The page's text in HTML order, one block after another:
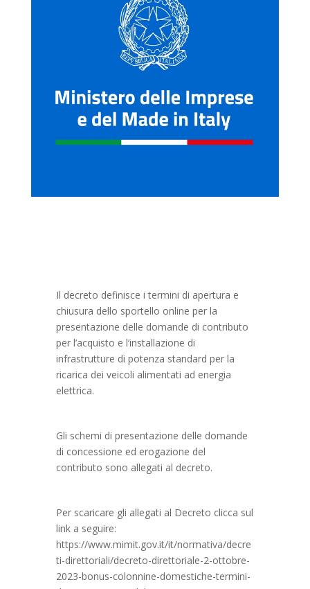
Il decreto definisce i termini di apertura e
chiusura dello sportello online per la
presentazione delle domande di contributo
per l’acquisto e l’installazione di
infrastrutture di potenza standard per la
ricarica dei veicoli alimentati ad energia
elettrica.
Gli schemi di presentazione delle domande
di concessione ed erogazione del
contributo sono allegati al decreto.
Per scaricare gli allegati al Decreto clicca sul
link a seguire:
https://www.mimit.gov.it/it/normativa/decre
ti-direttoriali/decreto-direttoriale-2-ottobre-
2023-bonus-colonnine-domestiche-termini-